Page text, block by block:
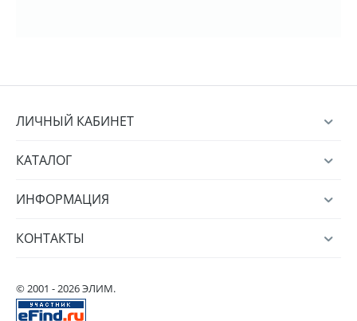
ЛИЧНЫЙ КАБИНЕТ
КАТАЛОГ
ИНФОРМАЦИЯ
КОНТАКТЫ
© 2001 - 2026 ЭЛИМ.